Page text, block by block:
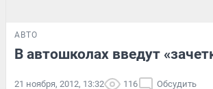
АВТО
В автошколах введут
21 ноября, 2012, 13:32 116 Обсудить